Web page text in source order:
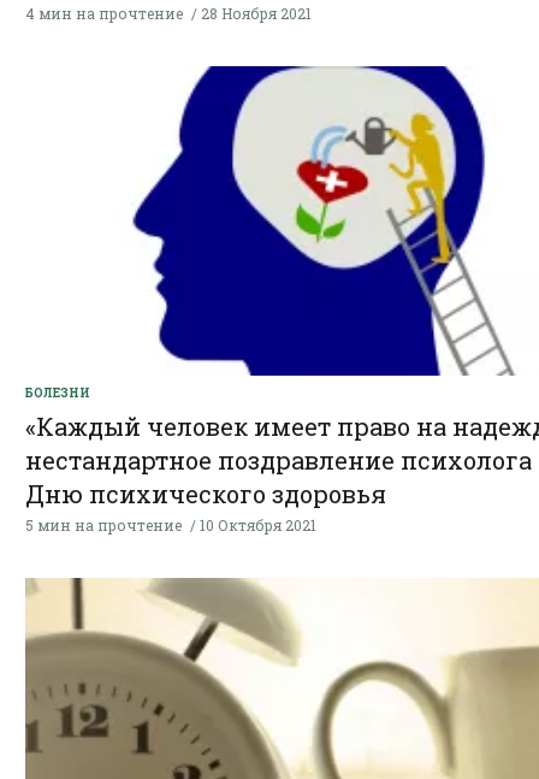
4 мин на прочтение 28 Ноября 2021
БОЛЕЗНИ
«Каждый человек имеет право на
нестандартное поздравление психолога
Дню психического здоровья
5 мин на прочтение 10 Октября 2021